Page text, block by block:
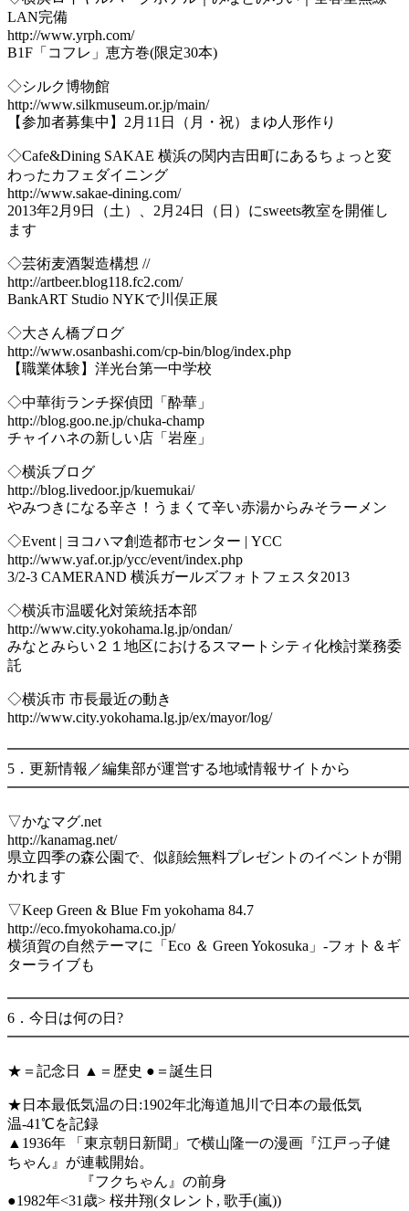
LAN完備
http://www.yrph.com/
B1F「コフレ」恵方巻(限定30本)
◇シルク博物館
http://www.silkmuseum.or.jp/main/
【参加者募集中】2月11日（月・祝）まゆ人形作り
◇Cafe&Dining SAKAE 横浜の関内吉田町にあるちょっと変
わったカフェダイニング
http://www.sakae-dining.com/
2013年2月9日（土）、2月24日（日）にsweets教室を開催し
ます
◇芸術麦酒製造構想 //
http://artbeer.blog118.fc2.com/
BankART Studio NYKで川俣正展
◇大さん橋ブログ
http://www.osanbashi.com/cp-bin/blog/index.php
【職業体験】洋光台第一中学校
◇中華街ランチ探偵団「酔華」
http://blog.goo.ne.jp/chuka-champ
チャイハネの新しい店「岩座」
◇横浜ブログ
http://blog.livedoor.jp/kuemukai/
やみつきになる辛さ！うまくて辛い赤湯からみそラーメン
◇Event | ヨコハマ創造都市センター | YCC
http://www.yaf.or.jp/ycc/event/index.php
3/2-3 CAMERAND 横浜ガールズフォトフェスタ2013
◇横浜市温暖化対策統括本部
http://www.city.yokohama.lg.jp/ondan/
みなとみらい２１地区におけるスマートシティ化検討業務委
託
◇横浜市 市長最近の動き
http://www.city.yokohama.lg.jp/ex/mayor/log/
5．更新情報／編集部が運営する地域情報サイトから
▽かなマグ.net
http://kanamag.net/
県立四季の森公園で、似顔絵無料プレゼントのイベントが開
かれます
▽Keep Green & Blue Fm yokohama 84.7
http://eco.fmyokohama.co.jp/
横須賀の自然テーマに「Eco ＆ Green Yokosuka」-フォト＆ギ
ターライブも
6．今日は何の日?
★＝記念日 ▲＝歴史 ●＝誕生日
★日本最低気温の日:1902年北海道旭川で日本の最低気
温-41℃を記録
▲1936年 「東京朝日新聞」で横山隆一の漫画『江戸っ子健
ちゃん』が連載開始。
『フクちゃん』の前身
●1982年<31歳> 桜井翔(タレント, 歌手(嵐))